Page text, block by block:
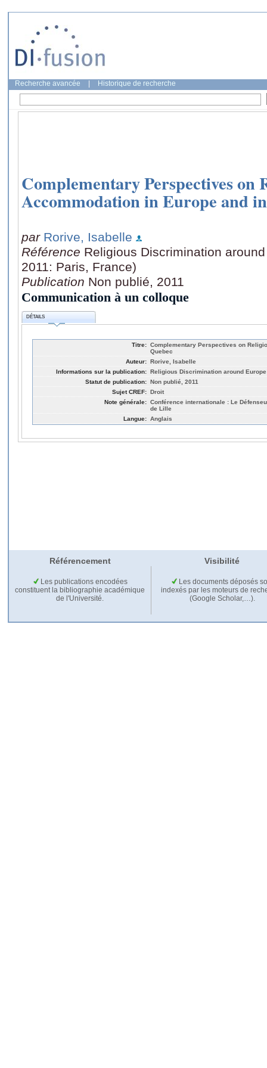
Recherche avancée Historique de recherche
Complementary Perspectives on
Accommodation in Europe and
par Rorive, Isabelle
Référence Religious Discrimination
2011: Paris, France)
Publication Non publié, 2011
Communication à un colloque
DÉTAILS
Titre: Complementary Perspectives on
Quebec
Auteur: Rorive, Isabelle
Informations sur la publication: Religious Discrimination around
Statut de publication: Non publié, 2011
Sujet CREF: Droit
Note générale: Conférence internationale : Le
de Lille
Langue: Anglais
Référencement Visibilité
Les publications encodées
constituent la bibliographie académique
de l'Université.
Les documents déposés
indexés par les moteurs de
(Google Scholar,…).